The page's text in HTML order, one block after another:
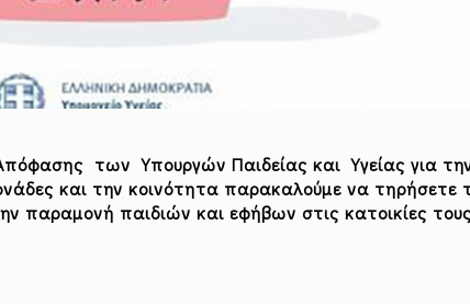
των Υπουργών Παιδείας και Υγείας για
και την κοινότητα παρακαλούμε να τηρήσετε
παραμονή παιδιών και εφήβων στις κατοικίες